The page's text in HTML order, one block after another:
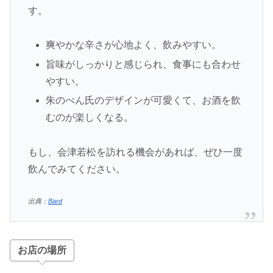
す。
爽やかな辛さが心地よく、飲みやすい。
旨味がしっかりと感じられ、食事にも合わせ
やすい。
朱のべん氏のデザインが可愛くて、お酒を飲
むのが楽しくなる。
もし、会津若松を訪れる機会があれば、ぜひ一度
飲んでみてください。
出典： Bard
お店の場所